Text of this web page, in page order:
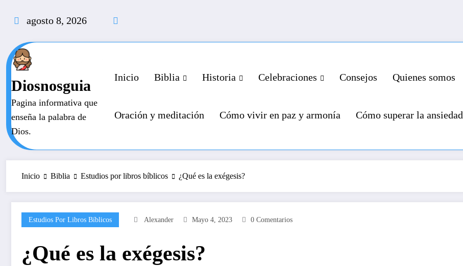
agosto 8, 2026
Diosnosguia
Pagina informativa que
enseña la palabra de
Dios.
Inicio Biblia Historia Celebraciones Consejos Quienes somos
Oración y meditación Cómo vivir en paz y armonía Cómo superar la ansiedad
Inicio Biblia Estudios por libros bíblicos ¿Qué es la exégesis?
Estudios Por Libros Bíblicos Alexander Mayo 4, 2023 0 Comentarios
¿Qué es la exégesis?